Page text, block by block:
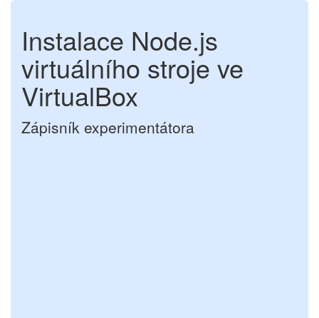
Instalace Node.js
virtuálního stroje ve
VirtualBox
Zápisník experimentátora